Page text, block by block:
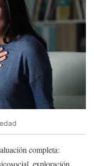
completa:
exploración